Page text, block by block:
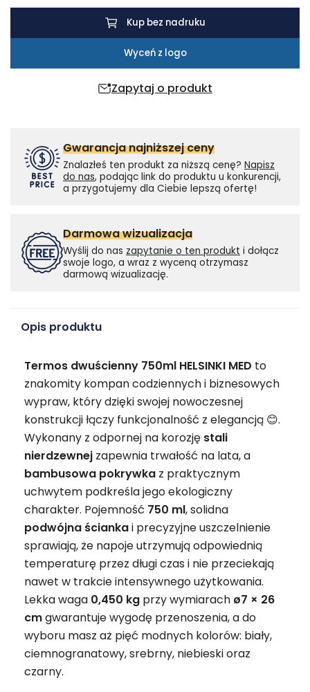
Zapytaj o produkt
Kup bez nadruku
Wyceń z logo
Gwarancja najniższej ceny
Znalazłeś ten produkt za niższą cenę? Napisz
do nas, podając link do produktu u konkurencji,
a przygotujemy dla Ciebie lepszą ofertę!
Darmowa wizualizacja
Wyślij do nas zapytanie o ten produkt i dołącz
swoje logo, a wraz z wyceną otrzymasz
darmową wizualizację.
Opis produktu
Termos dwuścienny 750ml HELSINKI MED to
znakomity kompan codziennych i biznesowych
wypraw, który dzięki swojej nowoczesnej
konstrukcji łączy funkcjonalność z elegancją 😊.
Wykonany z odpornej na korozję stali
nierdzewnej zapewnia trwałość na lata, a
bambusowa pokrywka z praktycznym
uchwytem podkreśla jego ekologiczny
charakter. Pojemność 750 ml, solidna
podwójna ściankai precyzyjne uszczelnienie
sprawiają, że napoje utrzymują odpowiednią
temperaturę przez długi czas i nie przeciekają
nawet w trakcie intensywnego użytkowania.
Lekka waga 0,450 kg przy wymiarach ø7 × 26
cmgwarantuje wygodę przenoszenia, a do
wyboru masz aż pięć modnych kolorów: biały,
ciemnogranatowy, srebrny, niebieski oraz
czarny.